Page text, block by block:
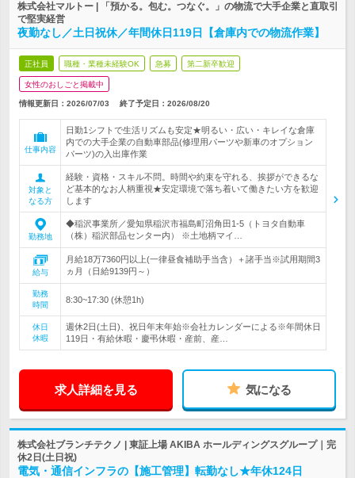
株式会社マルトー | 「預かる。包む。つなぐ。」の物流で大手企業と直取引
で堅実経営
夜勤なし／土日祝休／年間休日119日【倉庫内での物流作業】
正社員 職種・業種未経験OK 急募 第二新卒歓迎
女性のおしごと掲載中
情報更新日：2026/07/03 終了予定日： 2026/08/20
仕事内容
日勤1シフトで生活リズムも安定★明るい・広い・キレイな倉庫
内での大手企業の自動車部品(修理用パーツや新車のオプション
パーツ)の入出庫作業
対象と
なる方
経験・資格・スキル不問。時間や約束を守れる、挨拶ができるな
ど基本的なお人柄重視★安定環境で落ち着いて働きたい方を歓迎
します
勤務地
◆稲沢事業所／愛知県稲沢市福島町沼角田1-5（トヨタ自動車
（株）稲沢部品センター内） ※土地柄マイ…
給与
月給18万7360円以上(一律昼食補助手当含）＋諸手当※試用期間3
ヵ月（日給9139円～）
勤務
時間
8:30~17:30 (休憩1h)
休日
休暇
週休2日(土日)、祝日年末年始※会社カレンダーによる※年間休日
119日・有給休暇・慶弔休暇・産前、産…
求人詳細を見る 気になる
株式会社ブランチテクノ | 東証上場 AKIBA ホールディングスグループ｜完
休2日(土日祝)
電気・通信インフラの【施工管理】転勤なし★年休124日